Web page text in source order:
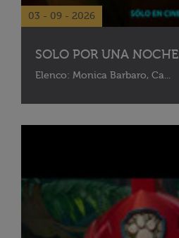
03 - 09 - 2026
SOLO POR UNA NOCHE
Elenco: Monica Barbaro, Ca...